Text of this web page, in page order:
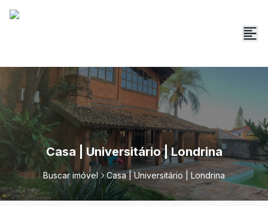
Casa | Universitário | Londrina
Buscar imóvel Casa | Universitário | Londrina